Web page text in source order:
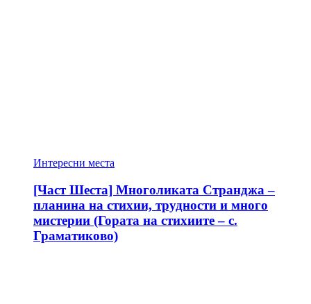
Интересни места
[Част Шеста] Многоликата Странджа –
планина на стихии, трудности и много
мистерии (Гората на стихиите – с.
Граматиково)